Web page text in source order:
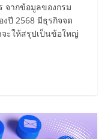
จากข้อมูลของกรม
ปี 2568 มีธุรกิจจด
จะให้สรุปเป็นข้อใหญ่